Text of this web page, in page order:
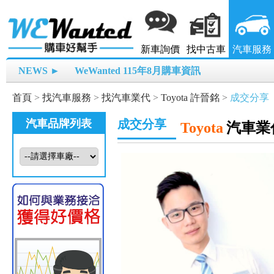
新車詢價 找中古車 汽車服務
NEWS ► WeWanted 115年8月購車資訊
首頁 > 找汽車服務 > 找汽車業代 > Toyota 許晉銘 > 成交分享
汽車品牌列表 成交分享 Toyota 汽車